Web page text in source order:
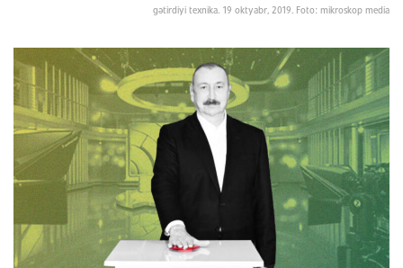
gətirdiyi texnika. 19 oktyabr, 2019. Foto: mikroskop media